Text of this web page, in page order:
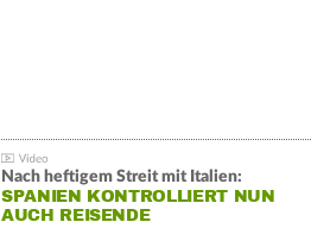
Nach heftigem Streit mit Italien:
SPANIEN KONTROLLIERT NUN
AUCH REISENDE